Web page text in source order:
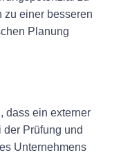
zu einer besseren
Planung
dass ein externer
Prüfung und
Unternehmens